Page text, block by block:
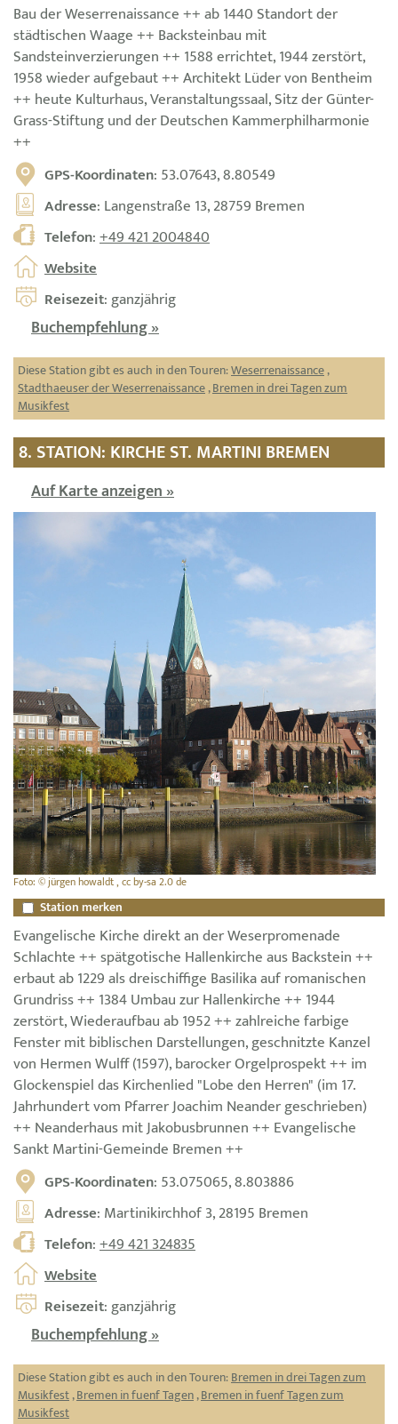
Bau der Weserrenaissance ++ ab 1440 Standort der
städtischen Waage ++ Backsteinbau mit
Sandsteinverzierungen ++ 1588 errichtet, 1944 zerstört,
1958 wieder aufgebaut ++ Architekt Lüder von Bentheim
++ heute Kulturhaus, Veranstaltungssaal, Sitz der Günter-
Grass-Stiftung und der Deutschen Kammerphilharmonie
++
GPS-Koordinaten: 53.07643, 8.80549
Adresse: Langenstraße 13, 28759 Bremen
Telefon:+49 421 2004840
Website
Reisezeit: ganzjährig
Buchempfehlung »
Diese Station gibt es auch in den Touren:Weserrenaissance,
Stadthaeuser der Weserrenaissance,Bremen in drei Tagen zum
Musikfest
8. STATION: KIRCHE ST. MARTINI BREMEN
Auf Karte anzeigen »
Foto: © jürgen howaldt , cc by-sa 2.0 de
Station merken
Evangelische Kirche direkt an der Weserpromenade
Schlachte ++ spätgotische Hallenkirche aus Backstein ++
erbaut ab 1229 als dreischiffige Basilika auf romanischen
Grundriss ++ 1384 Umbau zur Hallenkirche ++ 1944
zerstört, Wiederaufbau ab 1952 ++ zahlreiche farbige
Fenster mit biblischen Darstellungen, geschnitzte Kanzel
von Hermen Wulff (1597), barocker Orgelprospekt ++ im
Glockenspiel das Kirchenlied "Lobe den Herren" (im 17.
Jahrhundert vom Pfarrer Joachim Neander geschrieben)
++ Neanderhaus mit Jakobusbrunnen ++ Evangelische
Sankt Martini-Gemeinde Bremen ++
GPS-Koordinaten: 53.075065, 8.803886
Adresse: Martinikirchhof 3, 28195 Bremen
Telefon:+49 421 324835
Website
Reisezeit: ganzjährig
Buchempfehlung »
Diese Station gibt es auch in den Touren:Bremen in drei Tagen zum
Musikfest,Bremen in fuenf Tagen,Bremen in fuenf Tagen zum
Musikfest